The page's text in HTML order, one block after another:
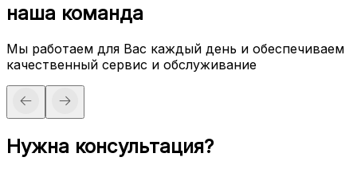
наша команда
Мы работаем для Вас каждый день и обеспечиваем
качественный сервис и обслуживание
Нужна консультация?